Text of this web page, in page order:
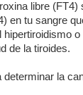
libre
en tu sangre
de la tiroides.
la